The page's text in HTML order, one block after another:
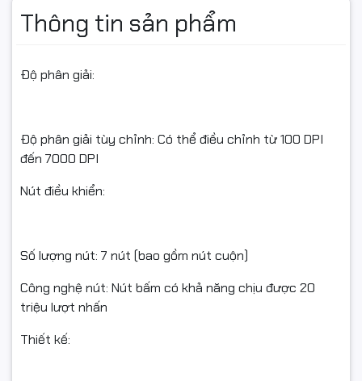
Thông tin sản phẩm
Độ phân giải:
Độ phân giải tùy chỉnh: Có thể điều chỉnh từ 100 DPI
đến 7000 DPI
Nút điều khiển:
Số lượng nút: 7 nút (bao gồm nút cuộn)
Công nghệ nút: Nút bấm có khả năng chịu được 20
triệu lượt nhấn
Thiết kế: